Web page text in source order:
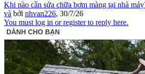
Khi nào cần sửa chữa bơm màng tại nhà
và bởi nhvan226, 30/7/26
You must log in or register to reply here.